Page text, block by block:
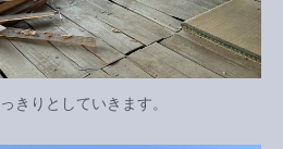
きりとしていきます。